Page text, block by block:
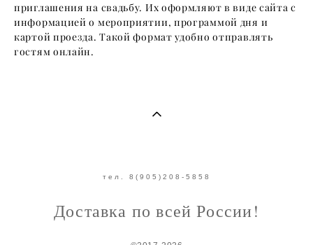
приглашения на свадьбу. Их оформляют в виде сайта с
информацией о мероприятии, программой дня и
картой проезда. Такой формат удобно отправлять
гостям онлайн.
тел. 8(905)208-5858
Доставка по всей России!